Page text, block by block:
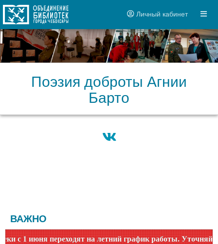
Личный кабинет
Поэзия доброты Агнии
Барто
ВАЖНО
июня переходят на летний график работы. Уточняйте